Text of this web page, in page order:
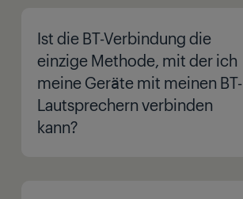
Ist die BT-Verbindung die
einzige Methode, mit der ich
meine Geräte mit meinen BT-
Lautsprechern verbinden
kann?